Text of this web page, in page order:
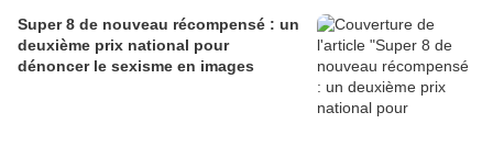
Super 8 de nouveau récompensé : un
deuxième prix national pour
dénoncer le sexisme en images